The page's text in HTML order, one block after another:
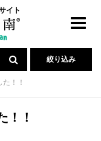
イト
絞り込み
！！
！！